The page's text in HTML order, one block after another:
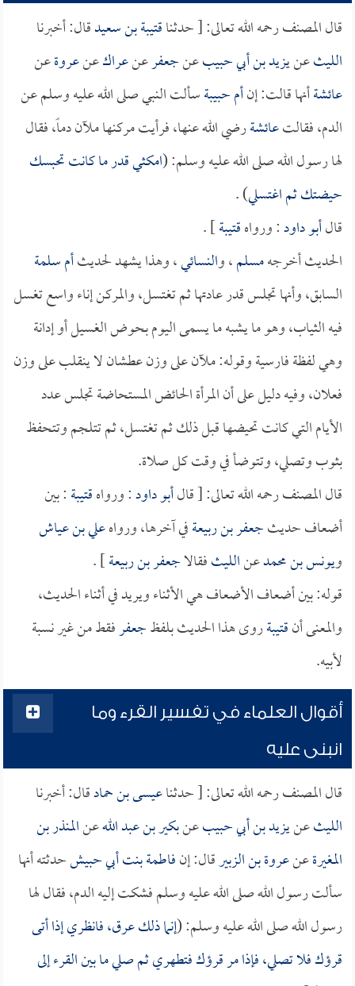
قال المصنف رحمه الله تعالى: [ حدثناقتيبة بن سعيدقال: أخبرنا
الليثعنيزيد بن أبي حبيبعنجعفرعنعراكعنعروةعن
عائشةأنها قالت: إنأم حبيبةسألت النبي صلى الله عليه وسلم عن
الدم، فقالتعائشةرضي الله عنها، فرأيت مركنها ملآن دماً، فقال
لها رسول الله صلى الله عليه وسلم: (امكثي قدر ما كانت تحبسك
حيضتك ثم اغتسلي) .
قالأبو داود: ورواهقتيبة] .
الحديث أخرجهمسلم، والنسائي، وهذا يشهد لحديثأم سلمة
السابق، وأنها تجلس قدر عادتها ثم تغتسل، والمركن إناء واسع تغسل
فيه الثياب، وهو ما يشبه ما يسمى اليوم بحوض الغسيل أو إدانة
وهي لفظة فارسية وقوله: ملآن على وزن عطشان لا ينقلب على وزن
فعلان، وفيه دليل على أن المرأة الحائض المستحاضة تجلس عدد
الأيام التي كانت تحيضها قبل ذلك ثم تغتسل، ثم تتلجم وتتحفظ
بثوب وتصلي، وتتوضأ في وقت كل صلاة.
قال المصنف رحمه الله تعالى: [ قالأبو داود: ورواهقتيبة: بين
أضعاف حديثجعفر بن ربيعةفي آخرها، ورواهعلي بن عياش
ويونس بن محمدعنالليثفقالاجعفر بن ربيعة] .
قوله: بين أضعاف الأضعاف هي الأثناء ويريد في أثناء الحديث،
والمعنى أنقتيبةروى هذا الحديث بلفظجعفرفقط من غير نسبة
لأبيه.
أقوال العلماء في تفسير القرء وما
انبنى عليه
قال المصنف رحمه الله تعالى: [ حدثناعيسى بن حمادقال: أخبرنا
الليثعنيزيد بن أبي حبيبعنبكير بن عبد اللهعنالمنذر بن
المغيرةعنعروة بن الزبيرقال: إنفاطمة بنت أبي حبيشحدثته أنها
سألت رسول الله صلى الله عليه وسلم فشكت إليه الدم، فقال لها
رسول الله صلى الله عليه وسلم: (إنما ذلك عرق، فانظري إذا أتى
قرؤك فلا تصلي، فإذا مر قرؤك فتطهري ثم صلي ما بين القرء إلى